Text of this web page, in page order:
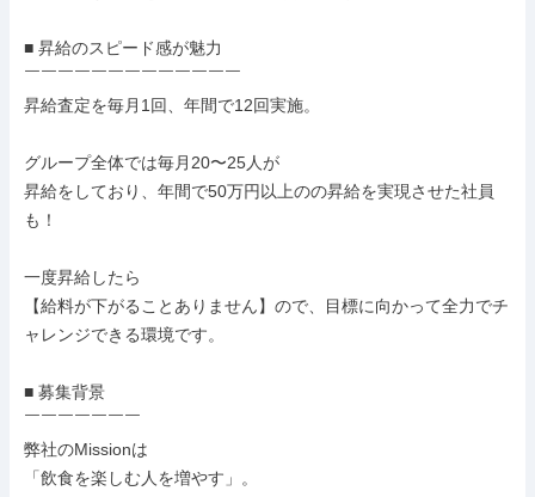
■ 昇給のスピード感が魅力
￣￣￣￣￣￣￣￣￣￣￣￣￣
昇給査定を毎月1回、年間で12回実施。
グループ全体では毎月20〜25人が
昇給をしており、年間で50万円以上のの昇給を実現させた社員
も！
一度昇給したら
【給料が下がることありません】ので、目標に向かって全力でチ
ャレンジできる環境です。
■ 募集背景
￣￣￣￣￣￣￣
弊社のMissionは
「飲食を楽しむ人を増やす」。